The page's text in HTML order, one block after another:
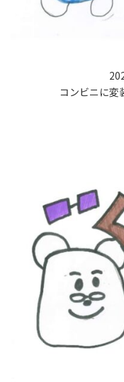
コンビニに変